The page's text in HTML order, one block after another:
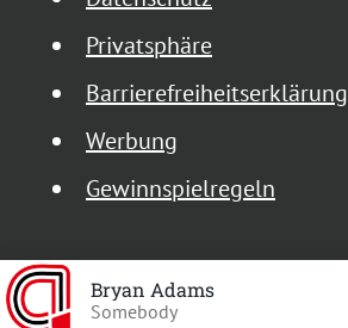
Privatsphäre
Barrierefreiheitserklärung
Werbung
Gewinnspielregeln
Bryan Adams
Somebody